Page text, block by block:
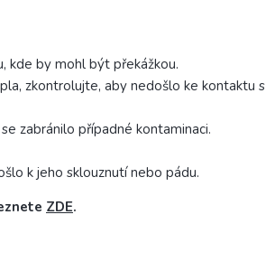
kde by mohl být překážkou.
zkontrolujte, aby nedošlo ke kontaktu s
zabránilo případné kontaminaci.
k jeho sklouznutí nebo pádu.
ZDE.